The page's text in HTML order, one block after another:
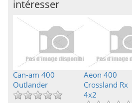
intéresser
Can-am 400
Outlander
Aeon 400
Crossland Rx
4x2